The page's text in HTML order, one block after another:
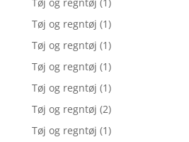
Tøj og regntøj (1)
Tøj og regntøj (1)
Tøj og regntøj (1)
Tøj og regntøj (1)
Tøj og regntøj (2)
Tøj og regntøj (1)